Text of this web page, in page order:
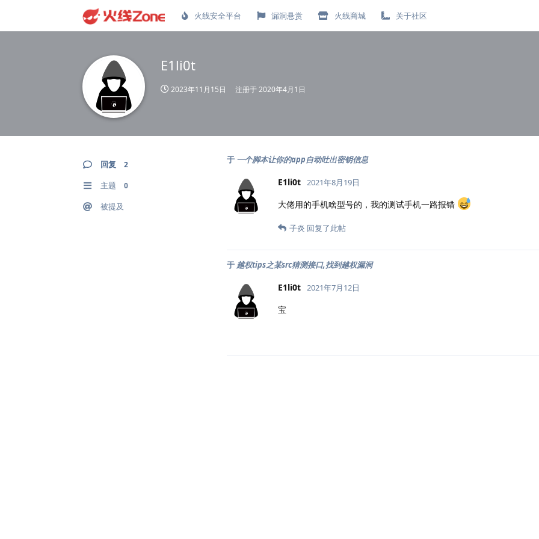
火线安全平台 漏洞悬赏 火线商城 关于社区
E1li0t
2023年11月15日 注册于2020年4月1日
回复 2
主题 0
被提及
于 一个脚本让你的app自动吐出密钥信息
E1li0t 2021年8月19日
大佬用的手机啥型号的，我的测试手机一路报错
子炎 回复了此帖
于 越权tips之某src猜测接口,找到越权漏洞
E1li0t 2021年7月12日
宝